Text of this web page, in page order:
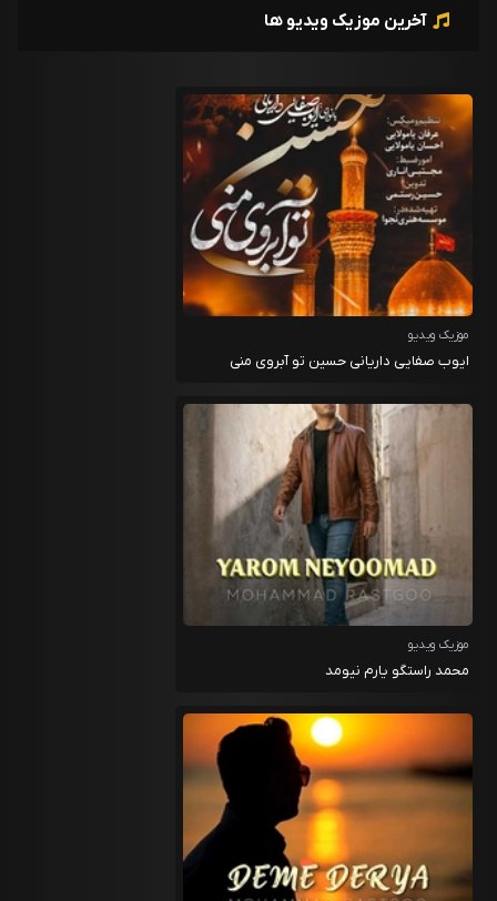
آخرین موزیک ویدیو ها
موزیک ویدیو
ایوب صفایی داریانی حسین تو آبروی منی
موزیک ویدیو
محمد راستگو یارم نیومد